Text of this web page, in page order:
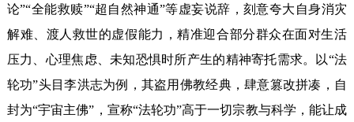
论”“全能救赎”“超自然神通”等虚妄说辞，刻意夸大自身消灾
解难、渡人救世的虚假能力，精准迎合部分群众在面对生活
压力、心理焦虑、未知恐惧时所产生的精神寄托需求。以“法
轮功”头目李洪志为例，其盗用佛教经典，肆意篡改拼凑，自
封为“宇宙主佛”，宣称“法轮功”高于一切宗教与科学，能让成